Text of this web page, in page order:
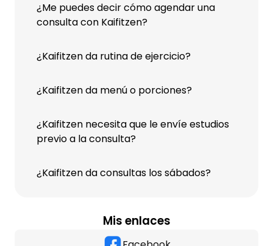
¿Me puedes decir cómo agendar una
consulta con Kaifitzen?
¿Kaifitzen da rutina de ejercicio?
¿Kaifitzen da menú o porciones?
¿Kaifitzen necesita que le envíe estudios
previo a la consulta?
¿Kaifitzen da consultas los sábados?
Mis enlaces